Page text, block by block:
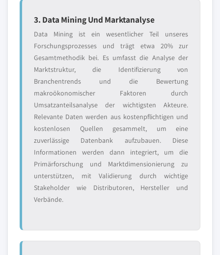
3. Data Mining Und Marktanalyse
Data Mining ist ein wesentlicher Teil unseres
Forschungsprozesses und trägt etwa 20% zur
Gesamtmethodik bei. Es umfasst die Analyse der
Marktstruktur, die Identifizierung von
Branchentrends und die Bewertung
makroökonomischer Faktoren durch
Umsatzanteilsanalyse der wichtigsten Akteure.
Relevante Daten werden aus kostenpflichtigen und
kostenlosen Quellen gesammelt, um eine
zuverlässige Datenbank aufzubauen. Diese
Informationen werden dann integriert, um die
Primärforschung und Marktdimensionierung zu
unterstützen, mit Validierung durch wichtige
Stakeholder wie Distributoren, Hersteller und
Verbände.